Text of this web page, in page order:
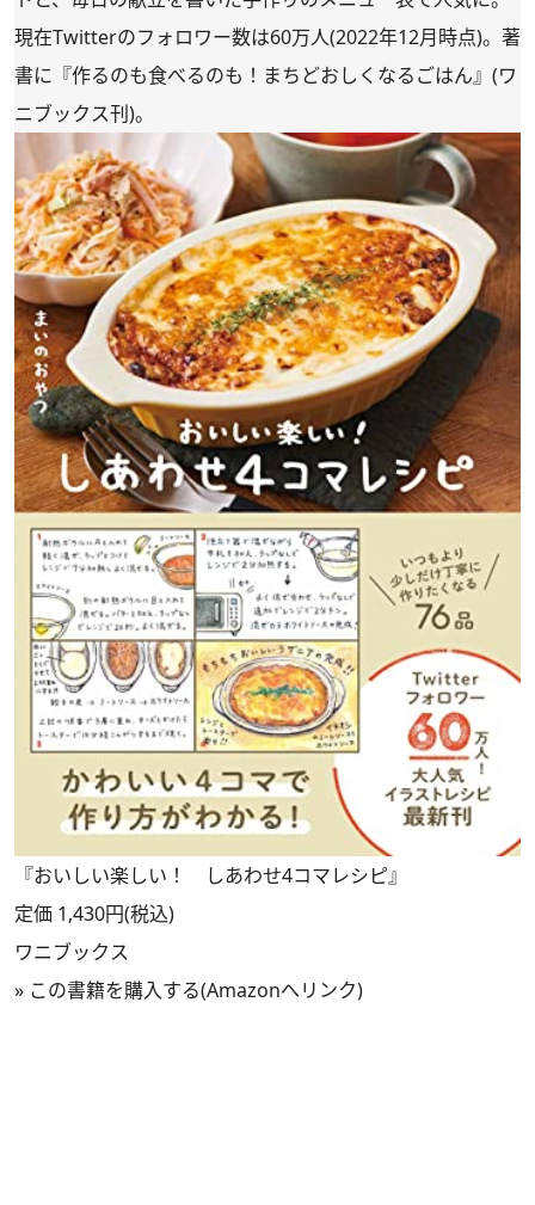
現在Twitterのフォロワー数は60万人(2022年12月時点)。著
書に『作るのも食べるのも！まちどおしくなるごはん』(ワ
ニブックス刊)。
『おいしい楽しい！ しあわせ4コマレシピ』
定価 1,430円(税込)
ワニブックス
» この書籍を購入する(Amazonへリンク)